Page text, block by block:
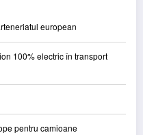
european
100% electric în transport
pentru camioane